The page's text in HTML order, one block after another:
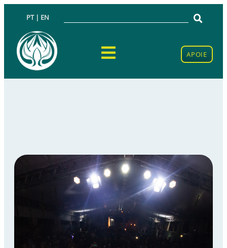
PT | EN
APOIE